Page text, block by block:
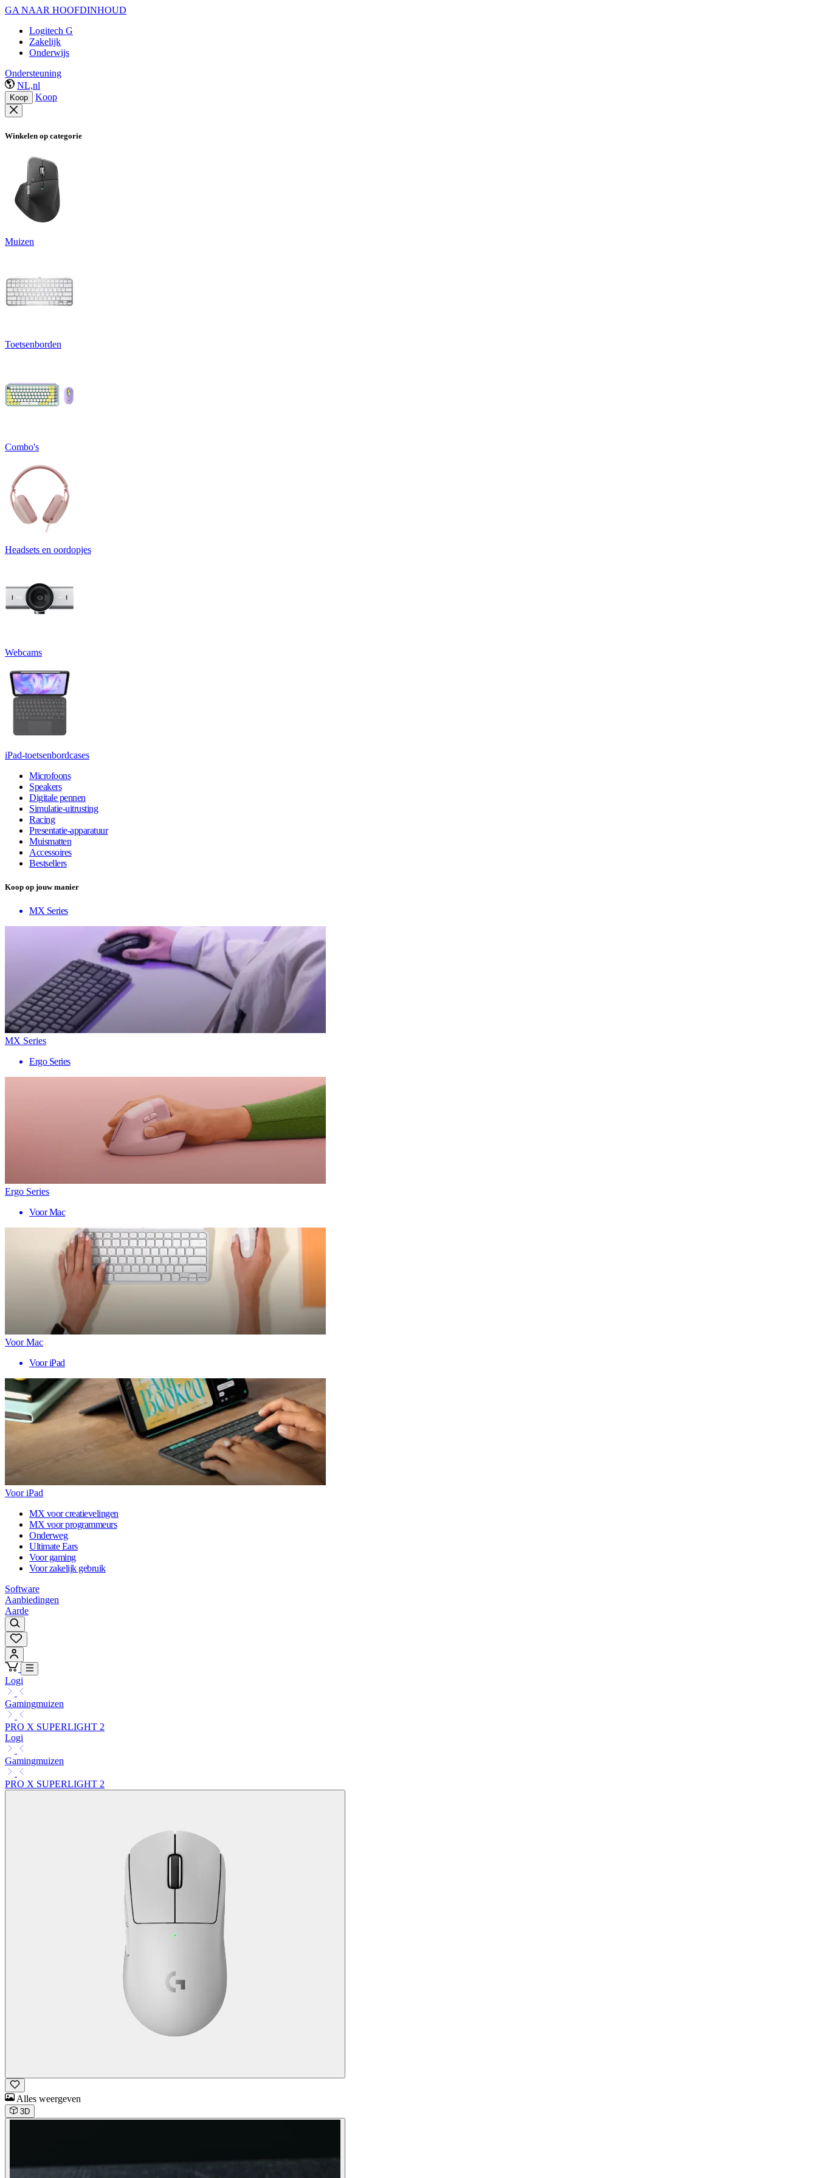
GA NAAR HOOFDINHOUD
Logitech G
Zakelijk
Onderwijs
Ondersteuning
NL,nl
Koop Koop
Winkelen op categorie
Muizen
Toetsenborden
Combo's
Headsets en oordopjes
Webcams
iPad-toetsenbordcases
Microfoons
Speakers
Digitale pennen
Simulatie-uitrusting
Racing
Presentatie-apparatuur
Muismatten
Accessoires
Bestsellers
Koop op jouw manier
MX Series
MX Series
Ergo Series
Ergo Series
Voor Mac
Voor Mac
Voor iPad
Voor iPad
MX voor creatievelingen
MX voor programmeurs
Onderweg
Ultimate Ears
Voor gaming
Voor zakelijk gebruik
Software
Aanbiedingen
Aarde
Logi
Gamingmuizen
PRO X SUPERLIGHT 2
Logi
Gamingmuizen
PRO X SUPERLIGHT 2
Alles weergeven
3D